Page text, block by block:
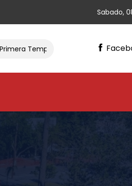
Sabado,
Temporada De Ciclismo Gran